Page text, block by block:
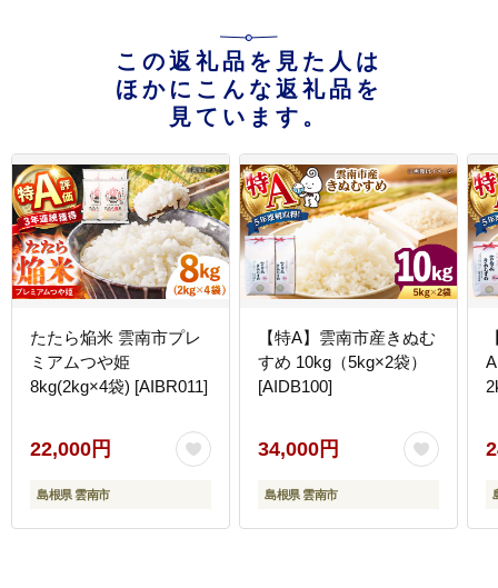
この返礼品を見た人は
ほかにこんな返礼品を
見ています。
たたら焔米 雲南市プレ
ミアムつや姫
8kg(2kg×4袋) [AIBR011]
22,000円
島根県 雲南市
【特A】雲南市産きぬむ
すめ 10kg（5kg×2袋）
[AIDB100]
34,000円
島根県 雲南市